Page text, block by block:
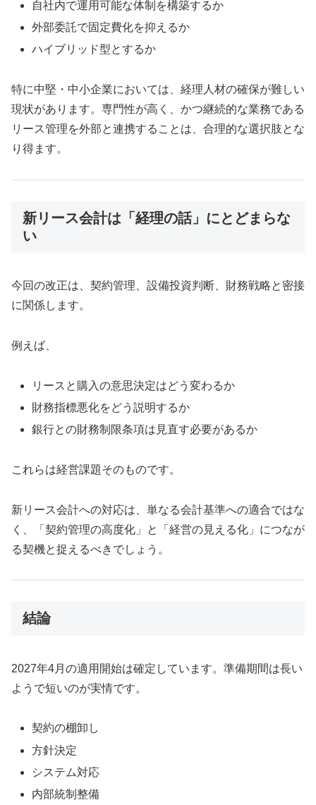
自社内で運用可能な体制を構築するか
外部委託で固定費化を抑えるか
ハイブリッド型とするか
特に中堅・中小企業においては、経理人材の確保が難しい
現状があります。専門性が高く、かつ継続的な業務である
リース管理を外部と連携することは、合理的な選択肢とな
り得ます。
新リース会計は「経理の話」にとどまらな
い
今回の改正は、契約管理、設備投資判断、財務戦略と密接
に関係します。
例えば、
リースと購入の意思決定はどう変わるか
財務指標悪化をどう説明するか
銀行との財務制限条項は見直す必要があるか
これらは経営課題そのものです。
新リース会計への対応は、単なる会計基準への適合ではな
く、「契約管理の高度化」と「経営の見える化」につなが
る契機と捉えるべきでしょう。
結論
2027年4月の適用開始は確定しています。準備期間は長い
ようで短いのが実情です。
契約の棚卸し
方針決定
システム対応
内部統制整備